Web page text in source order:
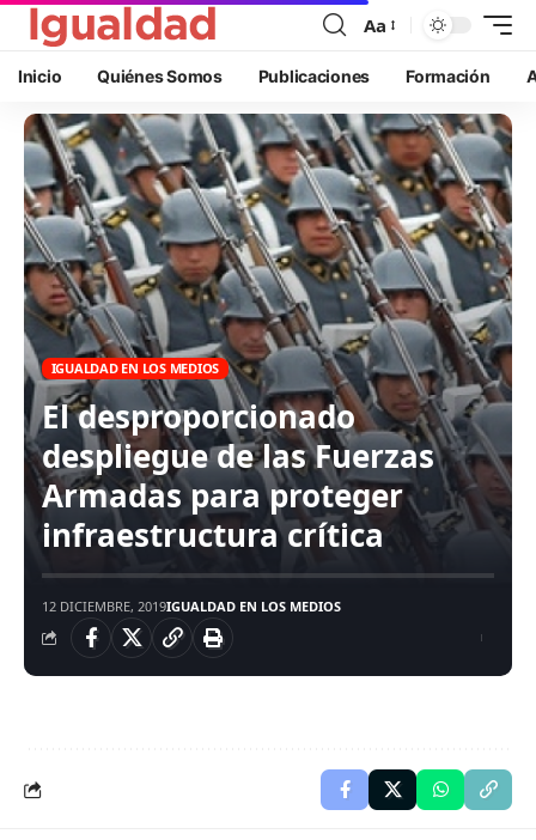
Aa
Inicio Quiénes Somos Publicaciones Formación
IGUALDAD EN LOS MEDIOS
El desproporcionado
despliegue de las Fuerzas
Armadas para proteger
infraestructura crítica
12 DICIEMBRE, 2019IGUALDAD EN LOS MEDIOS